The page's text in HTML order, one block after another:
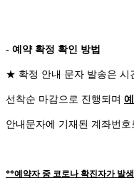
- 예약 확정 확인 방법
★ 확정 안내 문자 발송은
선착순 마감으로 진행되며
안내문자에 기재된 계좌번
**예약자 중 코로나 확진자가 발